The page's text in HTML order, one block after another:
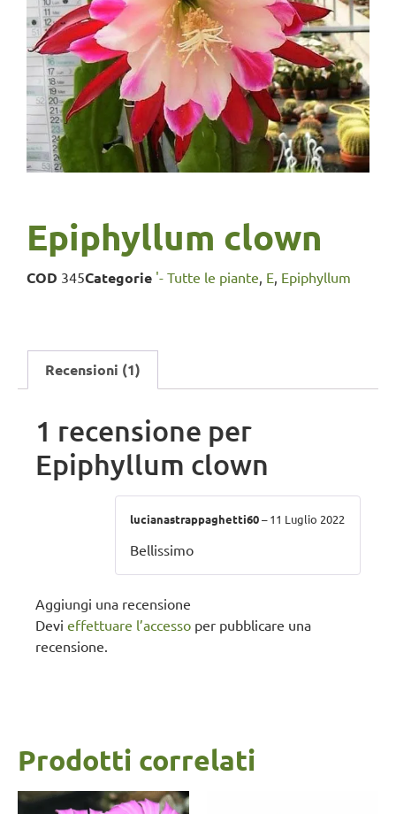
Epiphyllum clown
COD 345Categorie '- Tutte le piante, E, Epiphyllum
Recensioni (1)
1 recensione per
Epiphyllum clown
lucianastrappaghetti60– 11 Luglio 2022
Bellissimo
Aggiungi una recensione
Devi effettuare l’accesso per pubblicare una
recensione.
Prodotti correlati